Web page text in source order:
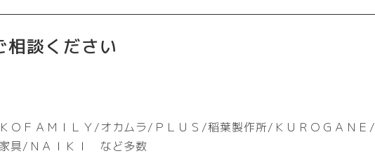
相談ください
ＯＦＡＭＩＬＹ/オカムラ/ＰＬＵＳ/稲葉製作所/ＫＵＲＯＧＡＮＥ/
具/ＮＡＩＫＩ など多数